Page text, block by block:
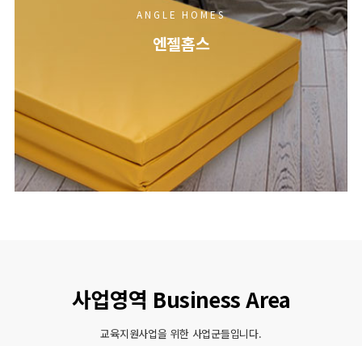
ANGLE HOMES
엔젤홈스
사업영역 Business Area
교육지원사업을 위한 사업군들입니다.